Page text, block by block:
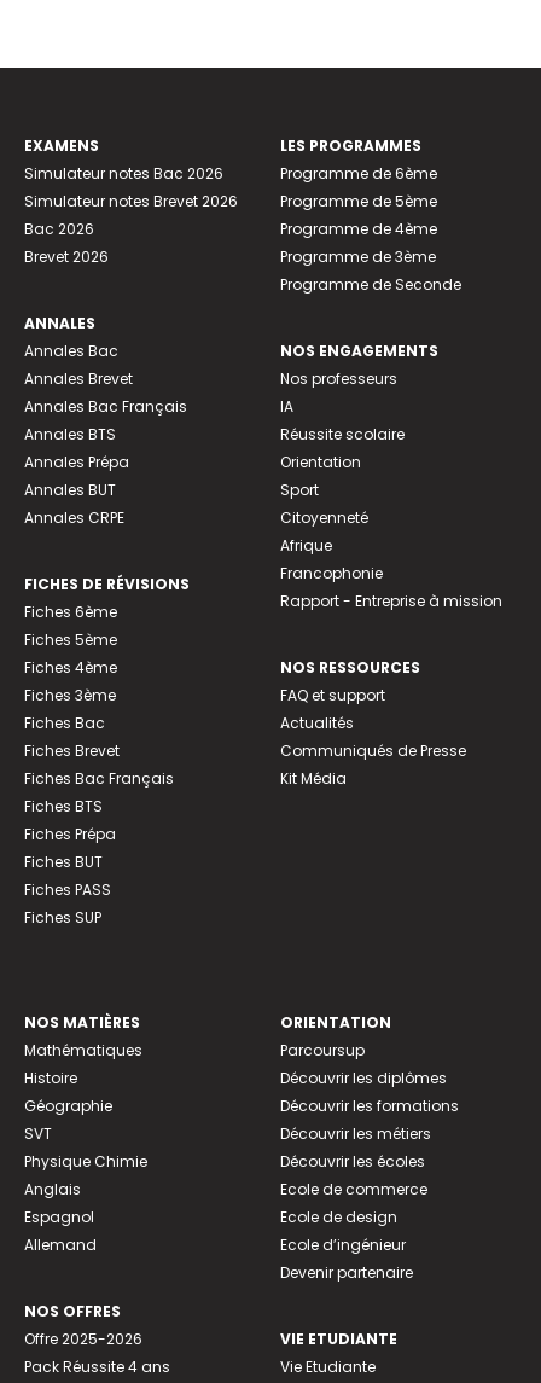
EXAMENS
Simulateur notes Bac 2026
Simulateur notes Brevet 2026
Bac 2026
Brevet 2026
ANNALES
Annales Bac
Annales Brevet
Annales Bac Français
Annales BTS
Annales Prépa
Annales BUT
Annales CRPE
FICHES DE RÉVISIONS
Fiches 6ème
Fiches 5ème
Fiches 4ème
Fiches 3ème
Fiches Bac
Fiches Brevet
Fiches Bac Français
Fiches BTS
Fiches Prépa
Fiches BUT
Fiches PASS
Fiches SUP
LES PROGRAMMES
Programme de 6ème
Programme de 5ème
Programme de 4ème
Programme de 3ème
Programme de Seconde
NOS ENGAGEMENTS
Nos professeurs
IA
Réussite scolaire
Orientation
Sport
Citoyenneté
Afrique
Francophonie
Rapport - Entreprise à mission
NOS RESSOURCES
FAQ et support
Actualités
Communiqués de Presse
Kit Média
NOS MATIÈRES
Mathématiques
Histoire
Géographie
SVT
Physique Chimie
Anglais
Espagnol
Allemand
NOS OFFRES
Offre 2025-2026
Pack Réussite 4 ans
ORIENTATION
Parcoursup
Découvrir les diplômes
Découvrir les formations
Découvrir les métiers
Découvrir les écoles
Ecole de commerce
Ecole de design
Ecole d’ingénieur
Devenir partenaire
VIE ETUDIANTE
Vie Etudiante